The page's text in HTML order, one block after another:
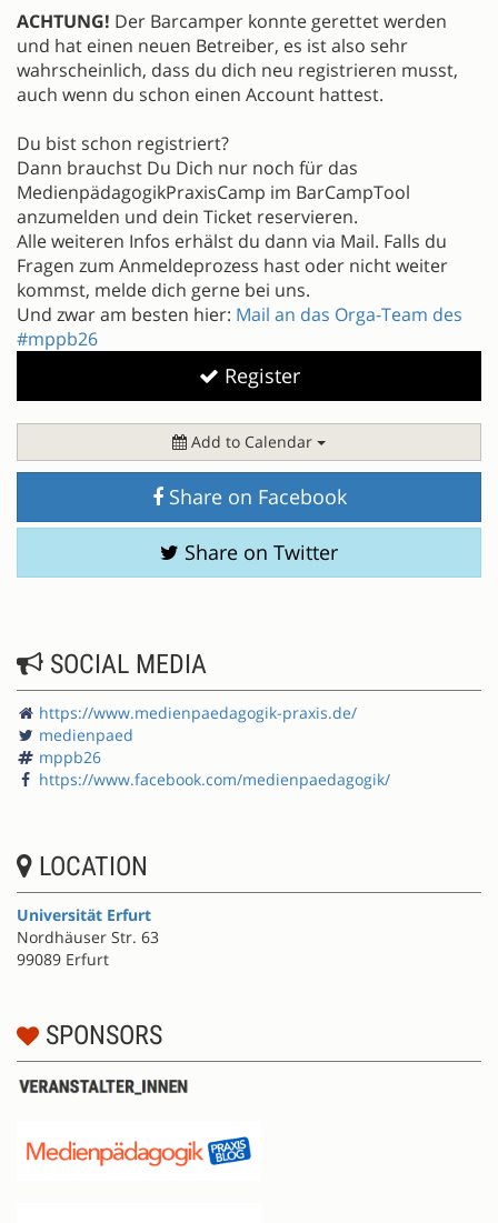
ACHTUNG! Der Barcamper konnte gerettet werden
und hat einen neuen Betreiber, es ist also sehr
wahrscheinlich, dass du dich neu registrieren musst,
auch wenn du schon einen Account hattest.
Du bist schon registriert?
Dann brauchst Du Dich nur noch für das
MedienpädagogikPraxisCamp im BarCampTool
anzumelden und dein Ticket reservieren.
Alle weiteren Infos erhälst du dann via Mail. Falls du
Fragen zum Anmeldeprozess hast oder nicht weiter
kommst, melde dich gerne bei uns.
Und zwar am besten hier: Mail an das Orga-Team des
#mppb26
Register
Add to Calendar
Share on Facebook
Share on Twitter
SOCIAL MEDIA
https://www.medienpaedagogik-praxis.de/
medienpaed
mppb26
https://www.facebook.com/medienpaedagogik/
LOCATION
Universität Erfurt
Nordhäuser Str. 63
99089 Erfurt
SPONSORS